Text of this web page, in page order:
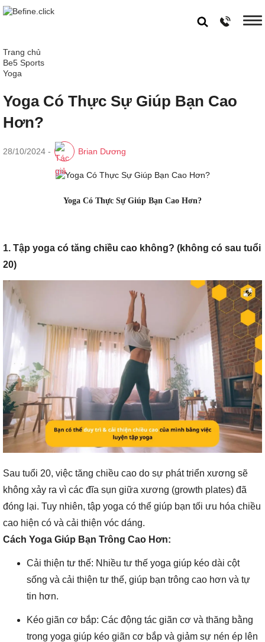
Trang chủ
Be5 Sports
Yoga
Yoga Có Thực Sự Giúp Bạn Cao
Hơn?
28/10/2024 - Brian Dương
Yoga Có Thực Sự Giúp Bạn Cao Hơn?
1. Tập yoga có tăng chiều cao không? (không có sau tuổi
20)
Sau tuổi 20, việc tăng chiều cao do sự phát triển xương sẽ
không xảy ra vì các đĩa sụn giữa xương (growth plates) đã
đóng lại. Tuy nhiên, tập yoga có thể giúp bạn tối ưu hóa chiều
cao hiện có và cải thiện vóc dáng.
Cách Yoga Giúp Bạn Trông Cao Hơn:
Cải thiện tư thế: Nhiều tư thế yoga giúp kéo dài cột
sống và cải thiện tư thế, giúp bạn trông cao hơn và tự
tin hơn.
Kéo giãn cơ bắp: Các động tác giãn cơ và thăng bằng
trong yoga giúp kéo giãn cơ bắp và giảm sự nén ép lên